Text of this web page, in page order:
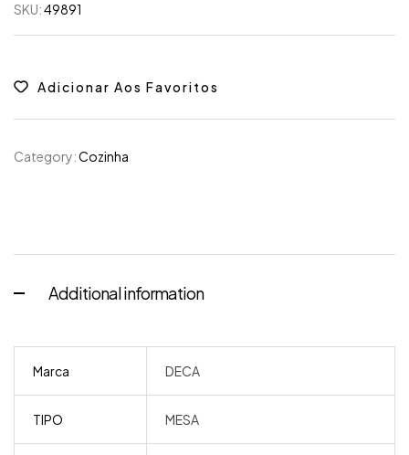
SKU:49891
Adicionar Aos Favoritos
Category:Cozinha
Additional information
Marca DECA
TIPO MESA